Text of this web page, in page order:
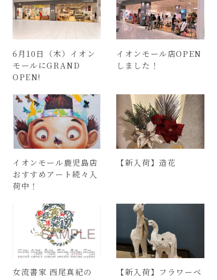
6月10日（木）イオン
モールにGRAND
OPEN!
イオンモール店OPEN
しました！
イオンモール鹿児島店
おすすめアート続々入
荷中！
【新入荷】造花
女流書家 西尾真紀の
【新入荷】フラワーベ